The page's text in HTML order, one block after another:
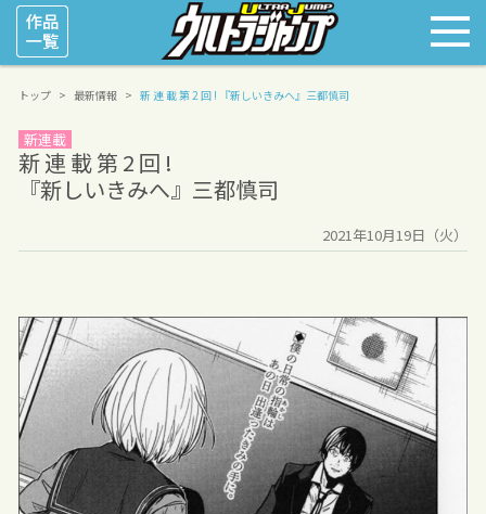
トップ 最新情報 新 連 載 第 2 回 ! 『新しいきみへ』三都慎司
新連載
新 連 載 第 2 回 !
『新しいきみへ』三都慎司
2021年10月19日（火）